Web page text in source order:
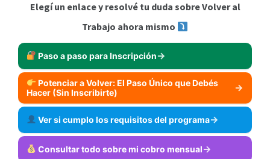
Elegí un enlace y resolvé tu duda sobre Volver al
Trabajo ahora mismo
Paso a paso para Inscripción
Potenciar a Volver: El Paso Único que Debés
Hacer (Sin Inscribirte)
Ver si cumplo los requisitos del programa
Consultar todo sobre mi cobro mensual